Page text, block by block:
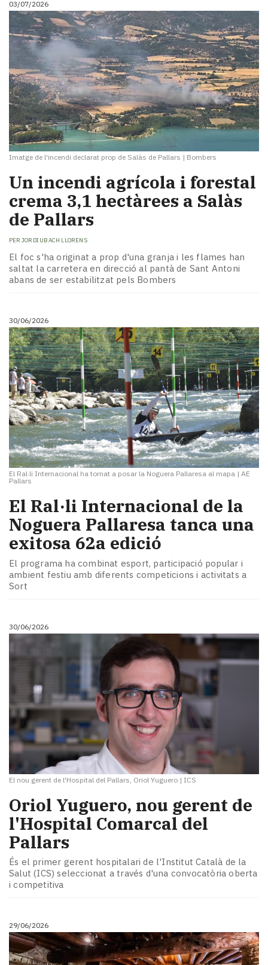
i
turisme
Cultura
Esports
Mai
tant!
TV
i
mitjans
El
temps
Reportatges
Entrevistes
Enquestes
A
escena!
Dis
la
teva!
Subscriptors
La
Pallars
Contingut
patrocinat
Lo
més
llegit...
Editorial
03/07/2026
Imatge de l'incendi declarat prop de Salàs de Pallars | Bombers
Un incendi agrícola i forestal
crema 3,1 hectàrees a Salàs
de Pallars
PER JORDI UBACH LLORENS
El foc s'ha originat a prop d'una granja i les flames han
saltat la carretera en direcció al pantà de Sant Antoni
abans de ser estabilitzat pels Bombers
30/06/2026
El Ral·li Internacional ha tornat a posar la Noguera Pallaresa al mapa | AE
Pallars
El Ral·li Internacional de la
Noguera Pallaresa tanca una
exitosa 62a edició
El programa ha combinat esport, participació popular i
ambient festiu amb diferents competicions i activitats a
Sort
30/06/2026
El nou gerent de l'Hospital del Pallars, Oriol Yuguero | ICS
​Oriol Yuguero, nou gerent de
l'Hospital Comarcal del
Pallars
És el primer gerent hospitalari de l'Institut Català de la
Salut (ICS) seleccionat a través d'una convocatòria oberta
i competitiva
29/06/2026